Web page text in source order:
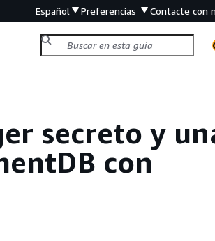
Español Preferencias Contacte con
secreto y
con